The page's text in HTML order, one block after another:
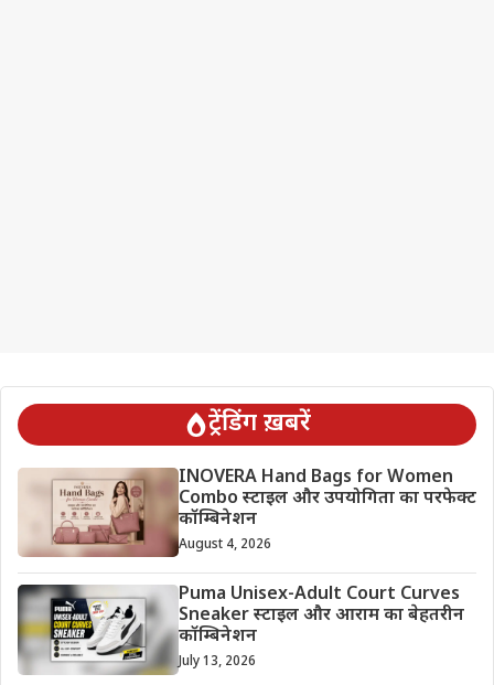
ट्रेंडिंग ख़बरें
INOVERA Hand Bags for Women
Combo स्टाइल और उपयोगिता का परफेक्ट
कॉम्बिनेशन
August 4, 2026
Puma Unisex-Adult Court Curves
Sneaker स्टाइल और आराम का बेहतरीन
कॉम्बिनेशन
July 13, 2026